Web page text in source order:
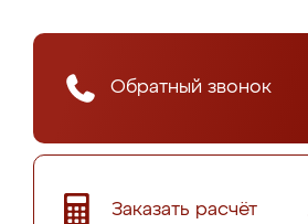
Обратный звонок
Заказать расчёт